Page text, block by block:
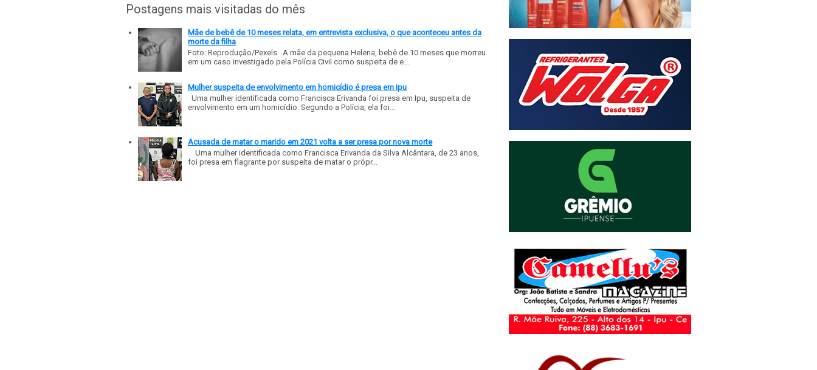
Postagens mais visitadas do mês
Mãe de bebê de 10 meses relata, em entrevista exclusiva, o que aconteceu antes da
morte da filha
Foto: Reprodução/Pexels A mãe da pequena Helena, bebê de 10 meses que morreu
em um caso investigado pela Polícia Civil como suspeita de e...
Mulher suspeita de envolvimento em homicídio é presa em Ipu
Uma mulher identificada como Francisca Erivanda foi presa em Ipu, suspeita de
envolvimento em um homicídio. Segundo a Polícia, ela foi...
Acusada de matar o marido em 2021 volta a ser presa por nova morte
Uma mulher identificada como Francisca Erivanda da Silva Alcântara, de 23 anos,
foi presa em flagrante por suspeita de matar o própr...